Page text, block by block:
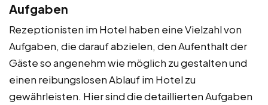
Aufgaben
Rezeptionisten im Hotel haben eine Vielzahl von
Aufgaben, die darauf abzielen, den Aufenthalt der
Gäste so angenehm wie möglich zu gestalten und
einen reibungslosen Ablauf im Hotel zu
gewährleisten. Hier sind die detaillierten Aufgaben